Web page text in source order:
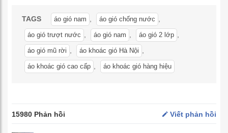
TAGS áo gió nam áo gió chống nước
áo gió trượt nước áo gió nam áo gió 2 lớp
áo gió mũ rời áo khoác gió Hà Nội
áo khoác gió cao cấp áo khoác gió hàng hiệu
15980 Phản hồi Viết phản hồi